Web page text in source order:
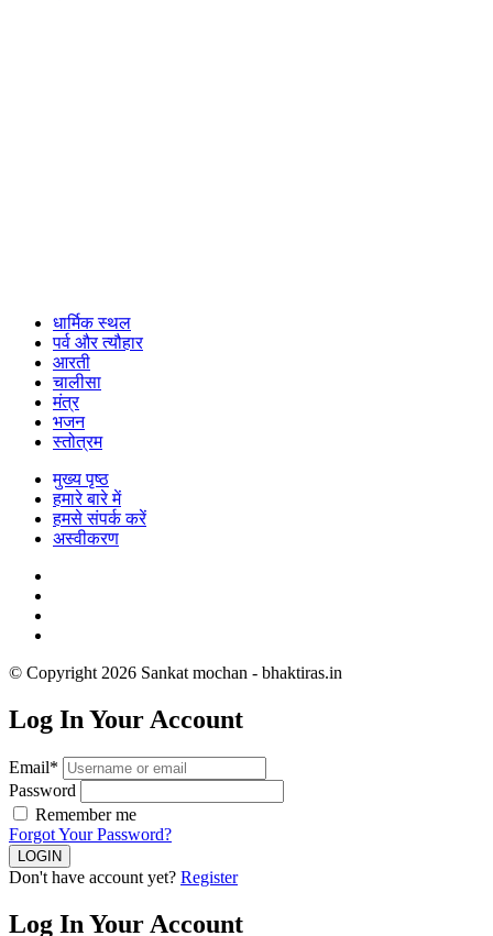
धार्मिक स्थल
पर्व और त्यौहार
आरती
चालीसा
मंत्र
भजन
स्तोत्रम
मुख्य पृष्ठ
हमारे बारे में
हमसे संपर्क करें
अस्वीकरण
© Copyright 2026 Sankat mochan - bhaktiras.in
Log In Your Account
Email*
Password
Remember me
Forgot Your Password?
Don't have account yet? Register
Log In Your Account